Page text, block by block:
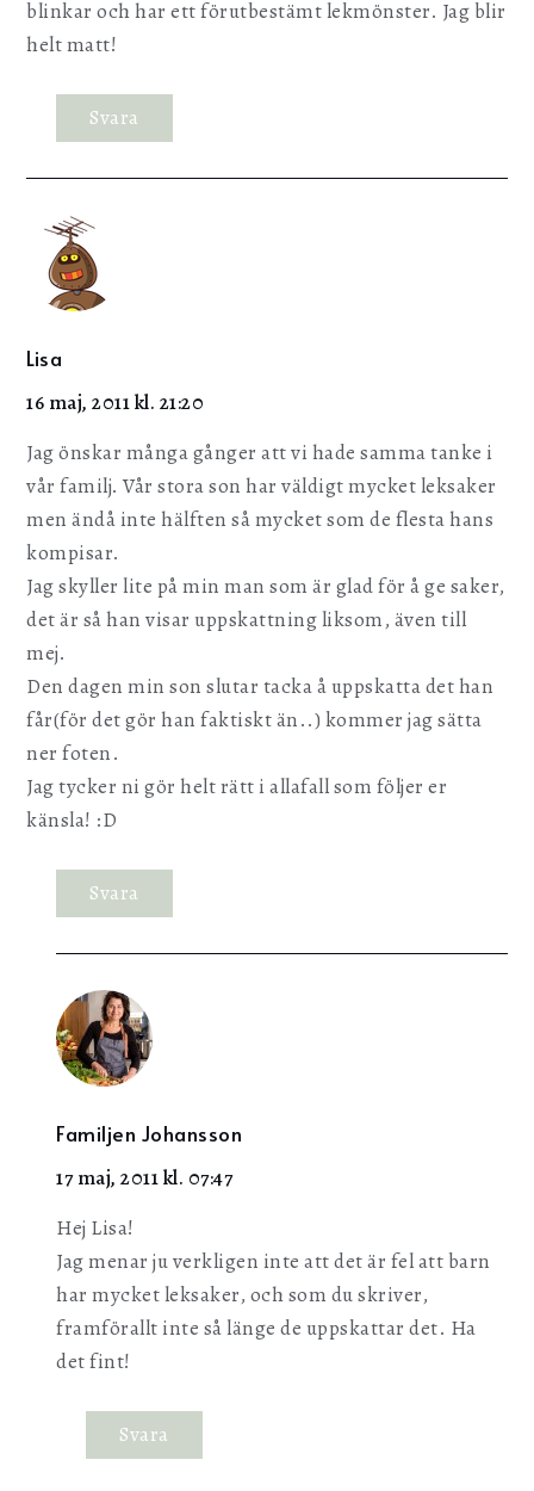
blinkar och har ett förutbestämt lekmönster. Jag blir
helt matt!
Svara
Lisa
16 maj, 2011 kl. 21:20
Jag önskar många gånger att vi hade samma tanke i
vår familj. Vår stora son har väldigt mycket leksaker
men ändå inte hälften så mycket som de flesta hans
kompisar.
Jag skyller lite på min man som är glad för å ge saker,
det är så han visar uppskattning liksom, även till
mej.
Den dagen min son slutar tacka å uppskatta det han
får(för det gör han faktiskt än..) kommer jag sätta
ner foten.
Jag tycker ni gör helt rätt i allafall som följer er
känsla! :D
Svara
Familjen Johansson
17 maj, 2011 kl. 07:47
Hej Lisa!
Jag menar ju verkligen inte att det är fel att barn
har mycket leksaker, och som du skriver,
framförallt inte så länge de uppskattar det. Ha
det fint!
Svara